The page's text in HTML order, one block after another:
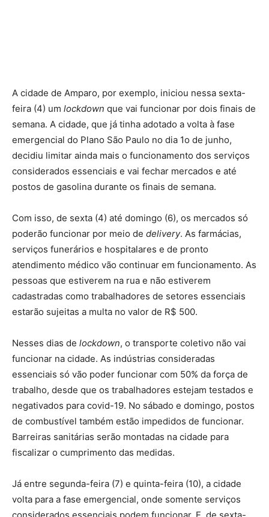
A cidade de Amparo, por exemplo, iniciou nessa sexta-
feira (4) um lockdown que vai funcionar por dois finais de
semana. A cidade, que já tinha adotado a volta à fase
emergencial do Plano São Paulo no dia 1o de junho,
decidiu limitar ainda mais o funcionamento dos serviços
considerados essenciais e vai fechar mercados e até
postos de gasolina durante os finais de semana.
Com isso, de sexta (4) até domingo (6), os mercados só
poderão funcionar por meio de delivery. As farmácias,
serviços funerários e hospitalares e de pronto
atendimento médico vão continuar em funcionamento. As
pessoas que estiverem na rua e não estiverem
cadastradas como trabalhadores de setores essenciais
estarão sujeitas a multa no valor de R$ 500.
Nesses dias de lockdown, o transporte coletivo não vai
funcionar na cidade. As indústrias consideradas
essenciais só vão poder funcionar com 50% da força de
trabalho, desde que os trabalhadores estejam testados e
negativados para covid-19. No sábado e domingo, postos
de combustível também estão impedidos de funcionar.
Barreiras sanitárias serão montadas na cidade para
fiscalizar o cumprimento das medidas.
Já entre segunda-feira (7) e quinta-feira (10), a cidade
volta para a fase emergencial, onde somente serviços